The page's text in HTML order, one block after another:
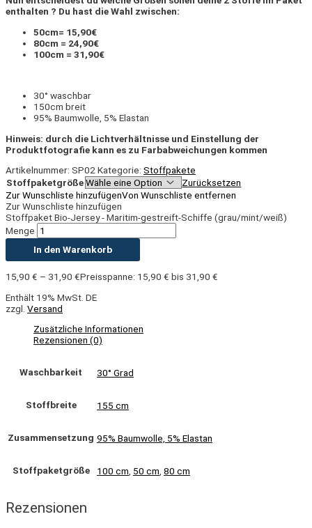
enthalten ? Du hast die Wahl zwischen:
50cm= 15,90€
80cm = 24,90€
100cm = 31,90€
30° waschbar
150cm breit
95% Baumwolle, 5% Elastan
Hinweis: durch die Lichtverhältnisse und Einstellung der
Produktfotografie kann es zu Farbabweichungen kommen
Artikelnummer: SP02Kategorie: Stoffpakete
Stoffpaketgröße
Zurücksetzen
Zur Wunschliste hinzufügenVon Wunschliste entfernen
Zur Wunschliste hinzufügen
Stoffpaket Bio-Jersey - Maritim-gestreift-Schiffe (grau/mint/weiß)
Menge
In den Warenkorb
15,90 € – 31,90 €Preisspanne: 15,90 € bis 31,90 €
Enthält 19% MwSt. DE
zzgl. Versand
Zusätzliche Informationen
Rezensionen (0)
Waschbarkeit 30° Grad
Stoffbreite 155 cm
Zusammensetzung 95% Baumwolle, 5% Elastan
Stoffpaketgröße 100 cm 50 cm 80 cm
Rezensionen